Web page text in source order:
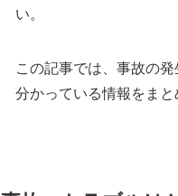
い。
この記事では、事故の
分かっている情報をまと